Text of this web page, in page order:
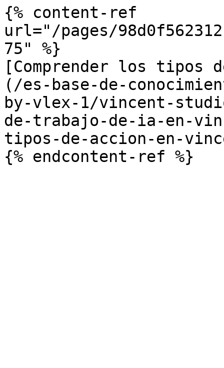
{% content-ref
url="/pages/
75" %}
[Comprender los tipos
(/es-base-de-
by-vlex-1/vincent-
de-trabajo-de-ia-en-
tipos-de-accion-en-